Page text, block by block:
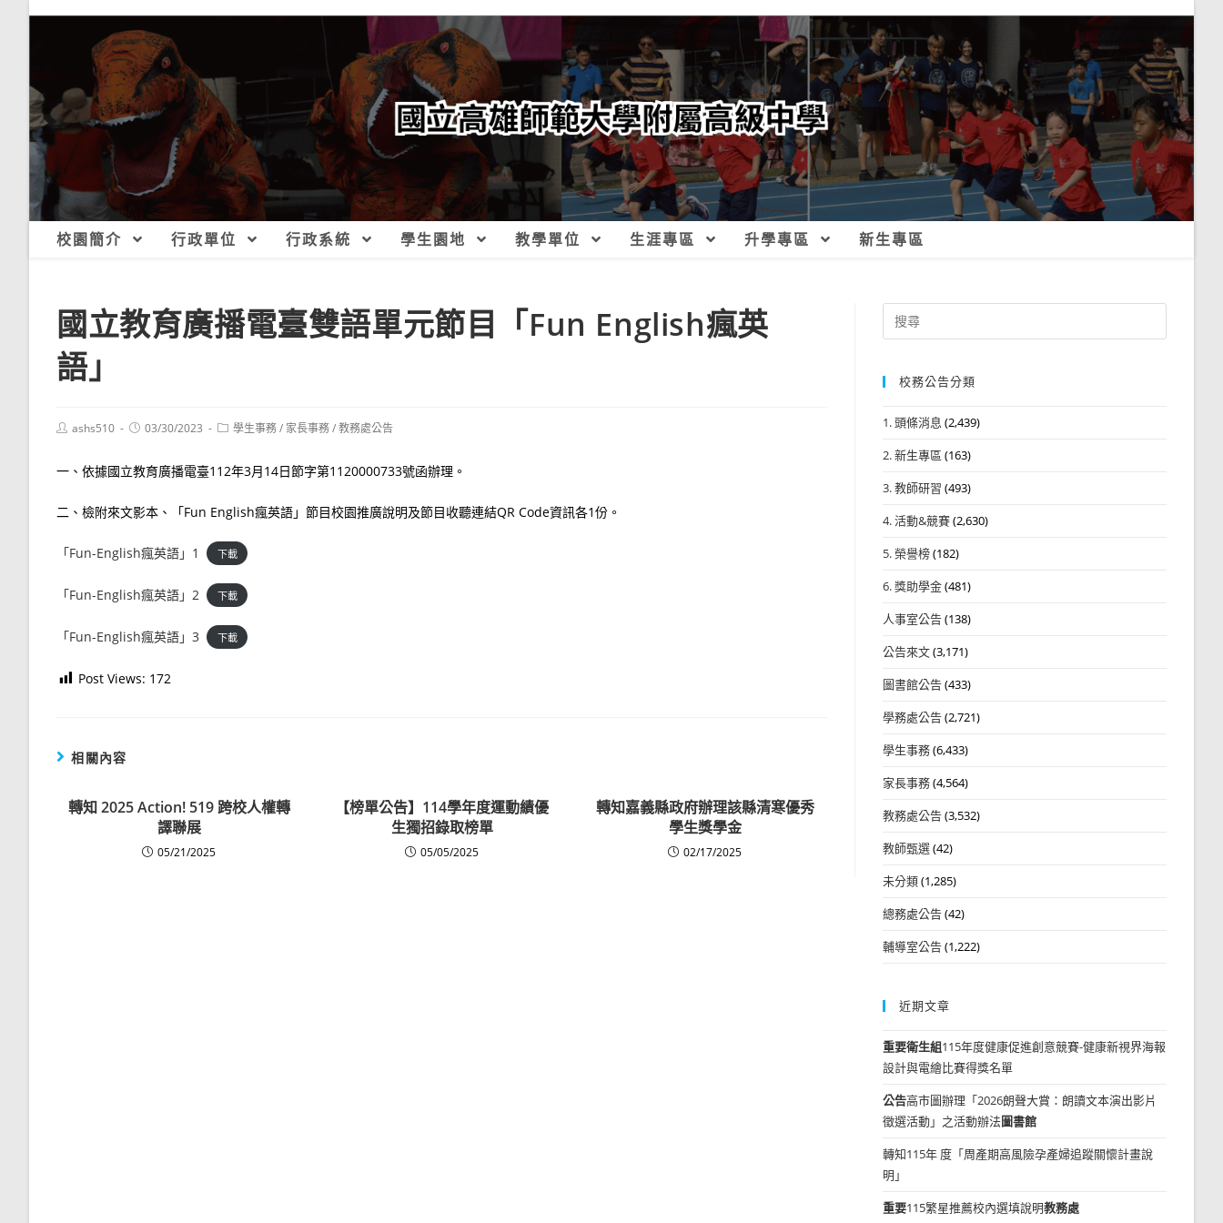
校園簡介 行政單位 行政系統 學生園地 教學單位 生涯專區 升學專區 新生專區
國立教育廣播電臺雙語單元節目「Fun English瘋英
語」
Postashs510
Post03/30/2023
Post學生事務/ 家長事務/教務處公告
一、依據國立教育廣播電臺112年3月14日節字第1120000733號函辦理。
二、檢附來文影本、「Fun English瘋英語」節目校園推廣說明及節目收聽連結QR Code資訊各1份。
「Fun-English瘋英語」1 下載
「Fun-English瘋英語」2 下載
「Fun-English瘋英語」3 下載
Post Views: 172
相關內容
轉知 2025 Action! 519 跨校人權轉
譯聯展
05/21/2025
【榜單公告】114學年度運動績優
生獨招錄取榜單
05/05/2025
轉知嘉義縣政府辦理該縣清寒優秀
學生獎學金
02/17/2025
Search
for:
校務公告分類
1. 頭條消息 (2,439)
2. 新生專區 (163)
3. 教師研習 (493)
4. 活動&競賽(2,630)
5. 榮譽榜(182)
6. 獎助學金(481)
人事室公告(138)
公告來文(3,171)
圖書館公告(433)
學務處公告(2,721)
學生事務(6,433)
家長事務(4,564)
教務處公告(3,532)
教師甄選(42)
未分類(1,285)
總務處公告(42)
輔導室公告(1,222)
近期文章
重要衛生組115年度健康促進創意競賽-健康新視界海報
設計與電繪比賽得獎名單
公告高市圖辦理「2026朗聲大賞：朗讀文本演出影片
徵選活動」之活動辦法圖書館
轉知115年 度「周產期高風險孕產婦追蹤關懷計畫說
明」
重要115繁星推薦校內選填說明教務處